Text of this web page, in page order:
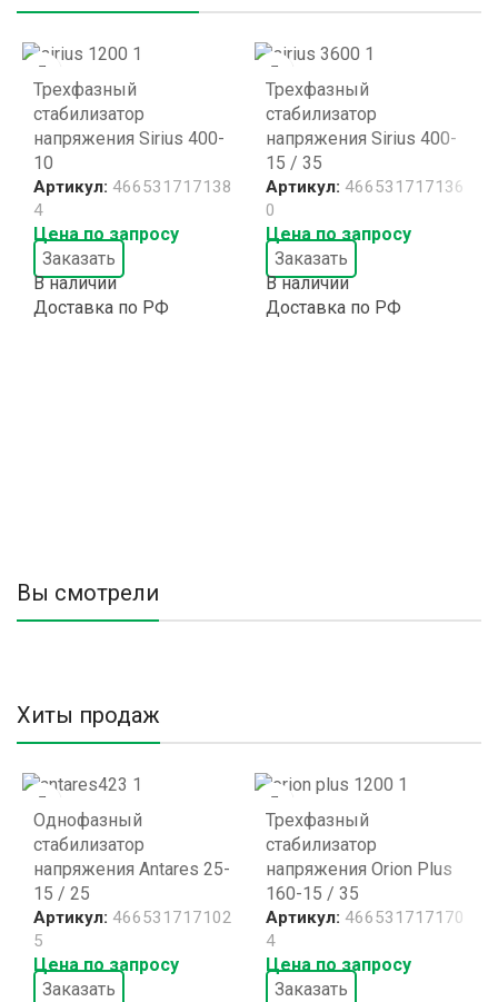
Трехфазный
стабилизатор
напряжения Sirius 400-
10
Артикул: 466531717138
4
Цена по запросу
Заказать
В наличии
Доставка по РФ
Трехфазный
стабилизатор
напряжения Sirius 400-
15 / 35
Артикул: 466531717136
0
Цена по запросу
Заказать
В наличии
Доставка по РФ
Вы смотрели
Хиты продаж
Однофазный
стабилизатор
напряжения Antares 25-
15 / 25
Артикул: 466531717102
5
Цена по запросу
Заказать
Трехфазный
стабилизатор
напряжения Orion Plus
160-15 / 35
Артикул: 466531717170
4
Цена по запросу
Заказать